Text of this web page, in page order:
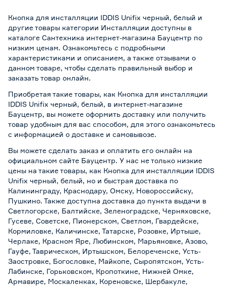
Кнопка для инсталляции IDDIS Unifix черный, белый и
другие товары категории Инсталляции доступны в
каталоге Сантехника интернет-магазина Бауцентр по
низким ценам. Ознакомьтесь с подробными
характеристиками и описанием, а также отзывами о
данном товаре, чтобы сделать правильный выбор и
заказать товар онлайн.
Приобретая такие товары, как Кнопка для инсталляции
IDDIS Unifix черный, белый, в интернет-магазине
Бауцентр, вы можете оформить доставку или получить
товар удобным для вас способом, для этого ознакомьтесь
с информацией о доставке и самовывозе.
Вы можете сделать заказ и оплатить его онлайн на
официальном сайте Бауцентр. У нас не только низкие
цены на такие товары, как Кнопка для инсталляции IDDIS
Unifix черный, белый, но и быстрая доставка по
Калининграду, Краснодару, Омску, Новороссийску,
Пушкино. Также доступна доставка до пункта выдачи в
Светлогорске, Балтийске, Зеленоградске, Черняховске,
Гусеве, Советске, Пионерском, Светлом, Гвардейске,
Кормиловке, Каличинске, Татарске, Розовке, Иртыше,
Черлаке, Красном Яре, Любинском, Марьяновке, Азово,
Гауфе, Таврическом, Иртышском, Белореченске, Усть-
Заостровке, Богословке, Майкопе, Сыропятском, Усть-
Лабинске, Горьковском, Кропоткине, Нижней Омке,
Армавире, Москаленках, Кореновске, Шербакуле,